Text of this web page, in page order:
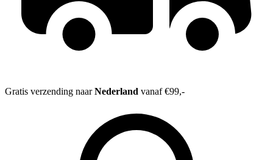
Gratis verzending naarNederland vanaf €99,-